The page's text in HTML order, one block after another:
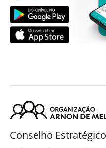
Conselho Estratégico